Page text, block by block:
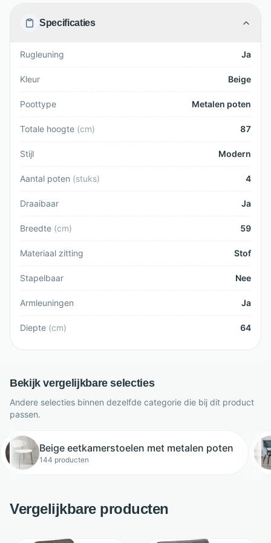
Specificaties
Rugleuning Ja
Kleur Beige
Poottype Metalen poten
Totale hoogte (cm) 87
Stijl Modern
Aantal poten (stuks) 4
Draaibaar Ja
Breedte (cm) 59
Materiaal zitting Stof
Stapelbaar Nee
Armleuningen Ja
Diepte (cm) 64
Bekijk vergelijkbare selecties
Andere selecties binnen dezelfde categorie die bij dit product
passen.
Beige eetkamerstoelen met metalen poten
144 producten
Vergelijkbare producten